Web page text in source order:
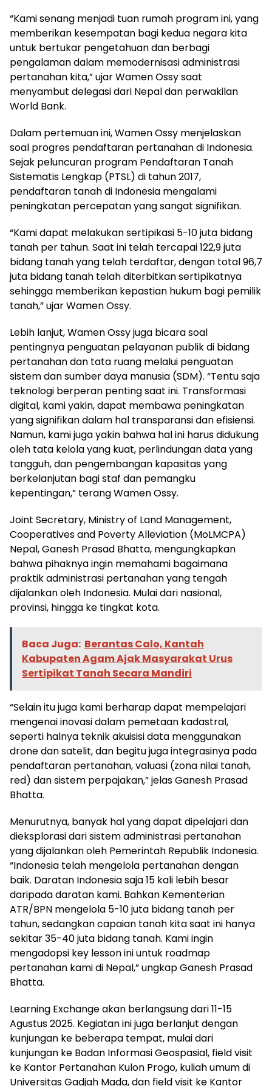
“Kami senang menjadi tuan rumah program ini, yang
memberikan kesempatan bagi kedua negara kita
untuk bertukar pengetahuan dan berbagi
pengalaman dalam memodernisasi administrasi
pertanahan kita,” ujar Wamen Ossy saat
menyambut delegasi dari Nepal dan perwakilan
World Bank.
Dalam pertemuan ini, Wamen Ossy menjelaskan
soal progres pendaftaran pertanahan di Indonesia.
Sejak peluncuran program Pendaftaran Tanah
Sistematis Lengkap (PTSL) di tahun 2017,
pendaftaran tanah di Indonesia mengalami
peningkatan percepatan yang sangat signifikan.
“Kami dapat melakukan sertipikasi 5-10 juta bidang
tanah per tahun. Saat ini telah tercapai 122,9 juta
bidang tanah yang telah terdaftar, dengan total 96,7
juta bidang tanah telah diterbitkan sertipikatnya
sehingga memberikan kepastian hukum bagi pemilik
tanah,” ujar Wamen Ossy.
Lebih lanjut, Wamen Ossy juga bicara soal
pentingnya penguatan pelayanan publik di bidang
pertanahan dan tata ruang melalui penguatan
sistem dan sumber daya manusia (SDM). “Tentu saja
teknologi berperan penting saat ini. Transformasi
digital, kami yakin, dapat membawa peningkatan
yang signifikan dalam hal transparansi dan efisiensi.
Namun, kami juga yakin bahwa hal ini harus didukung
oleh tata kelola yang kuat, perlindungan data yang
tangguh, dan pengembangan kapasitas yang
berkelanjutan bagi staf dan pemangku
kepentingan,” terang Wamen Ossy.
Joint Secretary, Ministry of Land Management,
Cooperatives and Poverty Alleviation (MoLMCPA)
Nepal, Ganesh Prasad Bhatta, mengungkapkan
bahwa pihaknya ingin memahami bagaimana
praktik administrasi pertanahan yang tengah
dijalankan oleh Indonesia. Mulai dari nasional,
provinsi, hingga ke tingkat kota.
Baca Juga: Berantas Calo, Kantah
Kabupaten Agam Ajak Masyarakat Urus
Sertipikat Tanah Secara Mandiri
“Selain itu juga kami berharap dapat mempelajari
mengenai inovasi dalam pemetaan kadastral,
seperti halnya teknik akuisisi data menggunakan
drone dan satelit, dan begitu juga integrasinya pada
pendaftaran pertanahan, valuasi (zona nilai tanah,
red) dan sistem perpajakan,” jelas Ganesh Prasad
Bhatta.
Menurutnya, banyak hal yang dapat dipelajari dan
dieksplorasi dari sistem administrasi pertanahan
yang dijalankan oleh Pemerintah Republik Indonesia.
“Indonesia telah mengelola pertanahan dengan
baik. Daratan Indonesia saja 15 kali lebih besar
daripada daratan kami. Bahkan Kementerian
ATR/BPN mengelola 5-10 juta bidang tanah per
tahun, sedangkan capaian tanah kita saat ini hanya
sekitar 35-40 juta bidang tanah. Kami ingin
mengadopsi key lesson ini untuk roadmap
pertanahan kami di Nepal,” ungkap Ganesh Prasad
Bhatta.
Learning Exchange akan berlangsung dari 11-15
Agustus 2025. Kegiatan ini juga berlanjut dengan
kunjungan ke beberapa tempat, mulai dari
kunjungan ke Badan Informasi Geospasial, field visit
ke Kantor Pertanahan Kulon Progo, kuliah umum di
Universitas Gadjah Mada, dan field visit ke Kantor